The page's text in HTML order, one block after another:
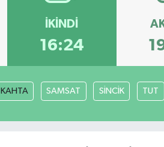
İKINDI
16:24
KAHTA SAMSAT SİNCİK TUT